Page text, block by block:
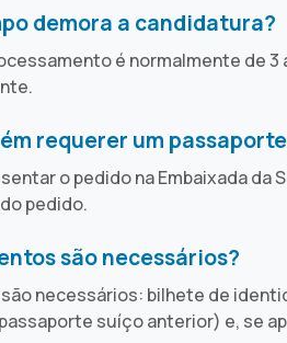
demora a candidatura?
é normalmente de
requerer um
o pedido na Embaixada
pedido.
são necessários?
necessários: bilhete de
suíço anterior) e, se